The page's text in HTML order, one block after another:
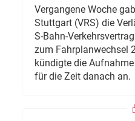
Vergangene Woche
Stuttgart (VRS) die
S-Bahn-
zum Fahrplanwechsel
kündigte die
für die Zeit danach an.